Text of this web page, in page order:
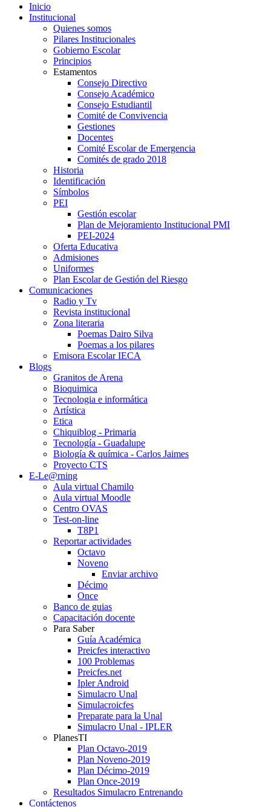
Inicio
Institucional
Quienes somos
Pilares Institucionales
Gobierno Escolar
Principios
Estamentos
Consejo Directivo
Consejo Académico
Consejo Estudiantil
Comité de Convivencia
Gestiones
Docentes
Comité Escolar de Emergencia
Comités de grado 2018
Historia
Identificación
Símbolos
PEI
Gestión escolar
Plan de Mejoramiento Institucional PMI
PEI-2024
Oferta Educativa
Admisiones
Uniformes
Plan Escolar de Gestión del Riesgo
Comunicaciones
Radio y Tv
Revista institucional
Zona literaria
Poemas Dairo Silva
Poemas a los pilares
Emisora Escolar IECA
Blogs
Granitos de Arena
Bioquimica
Tecnologia e informática
Artística
Etica
Chiquiblog - Primaria
Tecnología - Guadalupe
Biología & química - Carlos Jaimes
Proyecto CTS
E-Le@rning
Aula virtual Chamilo
Aula virtual Moodle
Centro OVAS
Test-on-line
T8P1
Reportar actividades
Octavo
Noveno
Enviar archivo
Décimo
Once
Banco de guias
Capacitación docente
Para Saber
Guía Académica
Preicfes interactivo
100 Problemas
Preicfes.net
Ipler Android
Simulacro Unal
Simulacroicfes
Preparate para la Unal
Simulacro Unal - IPLER
PlanesTI
Plan Octavo-2019
Plan Noveno-2019
Plan Décimo-2019
Plan Once-2019
Resultados Simulacro Entrenando
Contáctenos